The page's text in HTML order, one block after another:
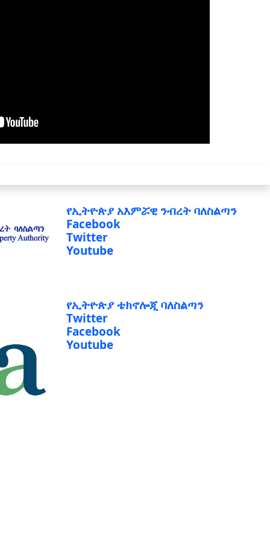
የኢትዮጵያ አእምሯዊ ንብረት ባለስልጣን
Facebook
Twitter
Youtube
የኢትዮጵያ ቴክኖሎጂ ባለስልጣን
Twitter
Facebook
Youtube